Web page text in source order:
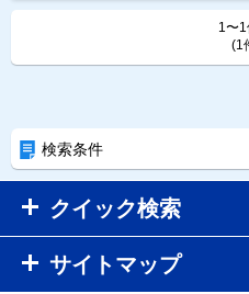
1〜1
(1
検索条件
クイック検索
サイトマップ